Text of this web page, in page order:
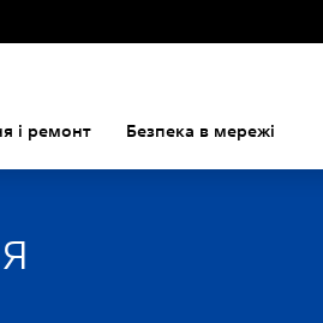
і ремонт Безпека в мережі